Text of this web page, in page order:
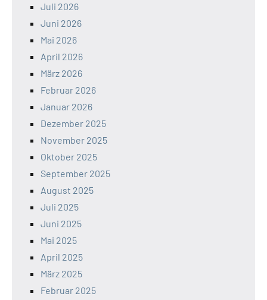
Juli 2026
Juni 2026
Mai 2026
April 2026
März 2026
Februar 2026
Januar 2026
Dezember 2025
November 2025
Oktober 2025
September 2025
August 2025
Juli 2025
Juni 2025
Mai 2025
April 2025
März 2025
Februar 2025